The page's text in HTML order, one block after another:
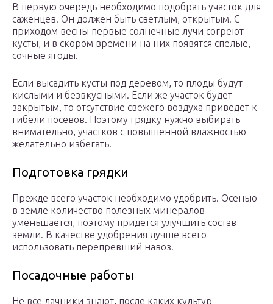
В первую очередь необходимо подобрать участок для
саженцев. Он должен быть светлым, открытым. С
приходом весны первые солнечные лучи согреют
кусты, и в скором времени на них появятся спелые,
сочные ягоды.
Если высадить кусты под деревом, то плоды будут
кислыми и безвкусными. Если же участок будет
закрытым, то отсутствие свежего воздуха приведет к
гибели посевов. Поэтому грядку нужно выбирать
внимательно, участков с повышенной влажностью
желательно избегать.
Подготовка грядки
Прежде всего участок необходимо удобрить. Осенью
в земле количество полезных минералов
уменьшается, поэтому придется улучшить состав
земли. В качестве удобрения лучше всего
использовать перепревший навоз.
Посадочные работы
Не все дачники знают, после каких культур